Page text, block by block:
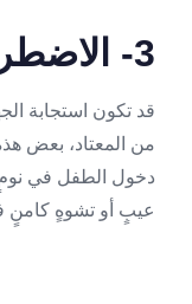
3- الاضطرابات المناعية
قد تكون استجابة
من المعتاد، بعض
دخول الطفل في نومٍ
عيبٍ أو تشوهٍ كامنٍ